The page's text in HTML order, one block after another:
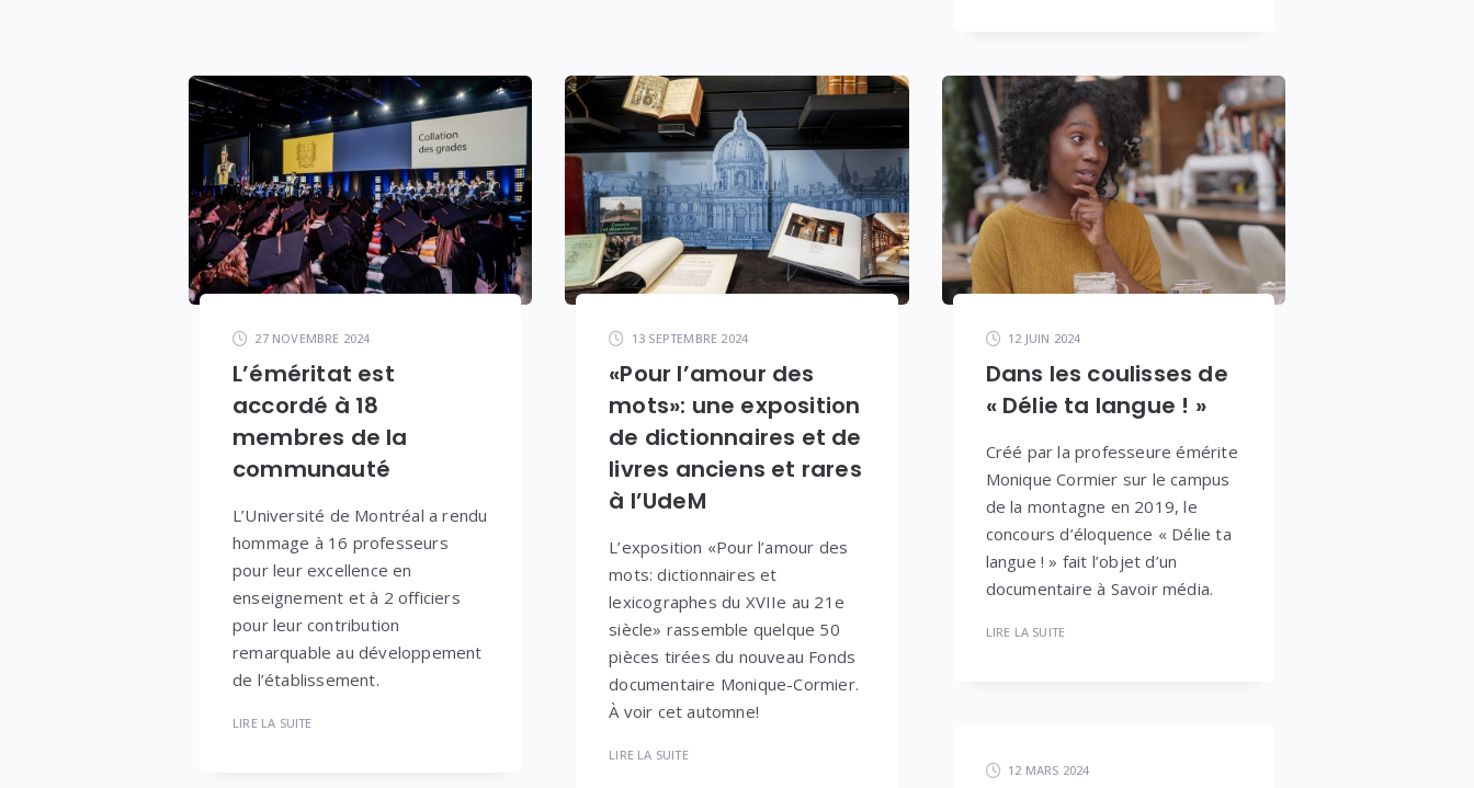
27 NOVEMBRE 2024
L’éméritat est
accordé à 18
membres de la
communauté
L’Université de Montréal a rendu
hommage à 16 professeurs
pour leur excellence en
enseignement et à 2 officiers
pour leur contribution
remarquable au développement
de l’établissement.
LIRE LA SUITE
13 SEPTEMBRE 2024
«Pour l’amour des
mots»: une exposition
de dictionnaires et de
livres anciens et rares
à l’UdeM
L’exposition «Pour l’amour des
mots: dictionnaires et
lexicographes du XVIIe au 21e
siècle» rassemble quelque 50
pièces tirées du nouveau Fonds
documentaire Monique-Cormier.
À voir cet automne!
LIRE LA SUITE
12 JUIN 2024
Dans les coulisses de
« Délie ta langue ! »
Créé par la professeure émérite
Monique Cormier sur le campus
de la montagne en 2019, le
concours d’éloquence « Délie ta
langue ! » fait l’objet d’un
documentaire à Savoir média.
LIRE LA SUITE
12 MARS 2024